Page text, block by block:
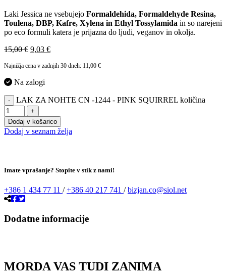
Laki Jessica ne vsebujejo Formaldehida, Formaldehyde Resina,
Toulena, DBP, Kafre, Xylena in Ethyl Tossylamida in so narejeni
po eco formuli katera je prijazna do ljudi, veganov in okolja.
15,00€ 9,03 €
Najnižja cena v zadnjih 30 dneh: 11,00 €
Na zalogi
- LAK ZA NOHTE CN -1244 - PINK SQUIRREL količina
+
Dodaj v košarico
Dodaj v seznam želja
Imate vprašanje? Stopite v stik z nami!
+386 1 434 77 11 /+386 40 217 741 /bizjan.co@siol.net
Dodatne informacije
MORDA VAS TUDI ZANIMA